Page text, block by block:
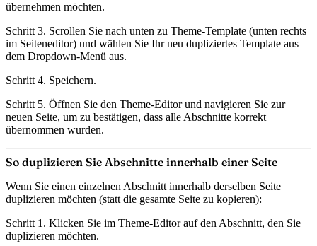
übernehmen möchten.
Schritt 3. Scrollen Sie nach unten zu Theme-Template (unten rechts
im Seiteneditor) und wählen Sie Ihr neu dupliziertes Template aus
dem Dropdown-Menü aus.
Schritt 4. Speichern.
Schritt 5. Öffnen Sie den Theme-Editor und navigieren Sie zur
neuen Seite, um zu bestätigen, dass alle Abschnitte korrekt
übernommen wurden.
So duplizieren Sie Abschnitte innerhalb einer Seite
Wenn Sie einen einzelnen Abschnitt innerhalb derselben Seite
duplizieren möchten (statt die gesamte Seite zu kopieren):
Schritt 1. Klicken Sie im Theme-Editor auf den Abschnitt, den Sie
duplizieren möchten.